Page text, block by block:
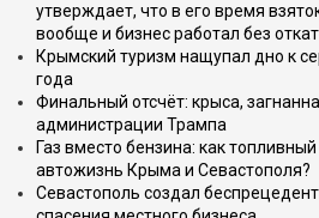
утверждает, что в его время
вообще и бизнес работал без
Крымский туризм нащупал дно к
года
Финальный отсчёт: крыса,
администрации Трампа
Газ вместо бензина: как
автожизнь Крыма и Севастополя?
Севастополь создал